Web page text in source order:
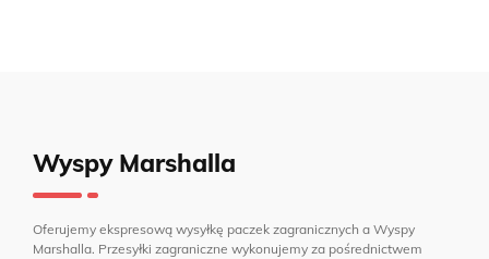
Wyspy Marshalla
Oferujemy ekspresową wysyłkę paczek zagranicznych a Wyspy
Marshalla. Przesyłki zagraniczne wykonujemy za pośrednictwem